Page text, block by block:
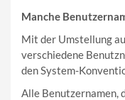
Manche
Mit der Umstellung
verschiedene
den System-
Alle Benutzernamen,